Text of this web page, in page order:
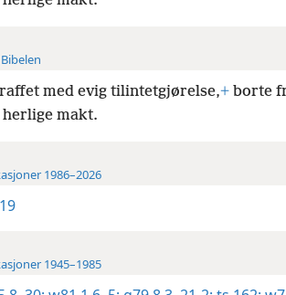
med evig tilintetgjørelse,+borte
makt.
1986–2026
1945–1985